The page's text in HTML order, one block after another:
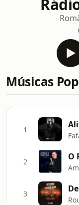
Músicas
1
2
3